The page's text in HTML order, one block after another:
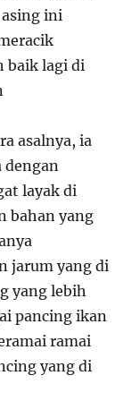
ini
baik lagi di
asalnya, ia
dengan
layak di
bahan yang
jarum yang di
yang lebih
pancing ikan
ramai
yang di